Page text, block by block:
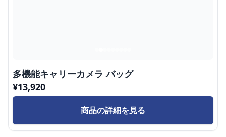
多機能キャリーカメラ バッグ
¥13,920
商品の詳細を見る